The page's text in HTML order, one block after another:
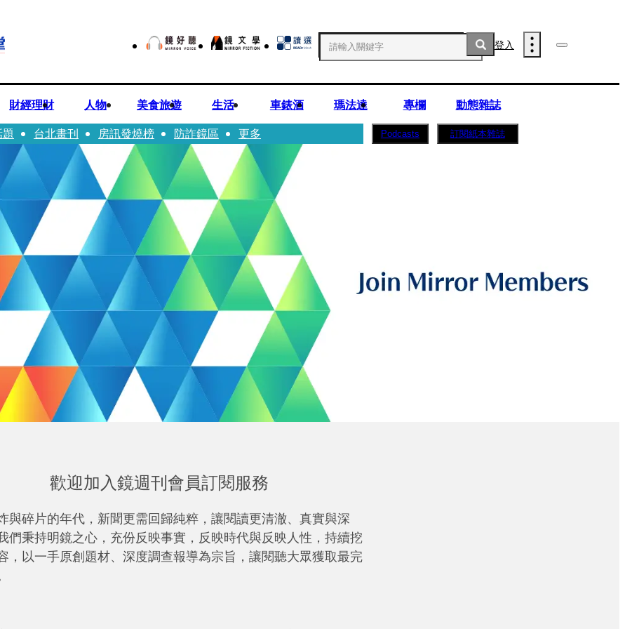
登入
財經理財 人物 美食旅遊 生活 車錶酒 瑪法達 專欄
動態雜誌
台北畫刊 房訊發燒榜 防詐鏡區 更多 Podcasts 訂閱紙本雜誌
歡迎加入鏡週刊會員訂閱服務
與碎片的年代，新聞更需回歸純粹，讓閱讀更清澈、真實與深
們秉持明鏡之心，充份反映事實，反映時代與反映人性，持續挖
，以一手原創題材、深度調查報導為宗旨，讓閱聽大眾獲取最完